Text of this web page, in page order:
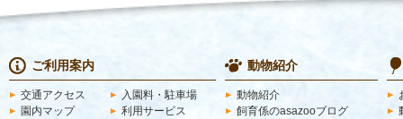
ご利用案内
交通アクセス
入園料・駐車場
園内マップ
利用サービス
動物紹介
動物紹介
飼育係のasazooブログ